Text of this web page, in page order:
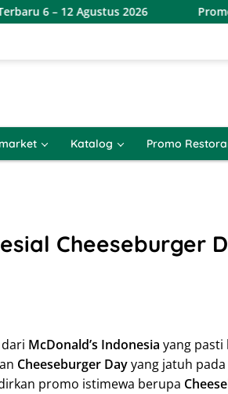
2026 Promo Indomaret
Katalog Promo
Cheeseburger
McDonald’s Indonesia yang pasti
Cheeseburger Dayyang jatuh
promo istimewa berupa